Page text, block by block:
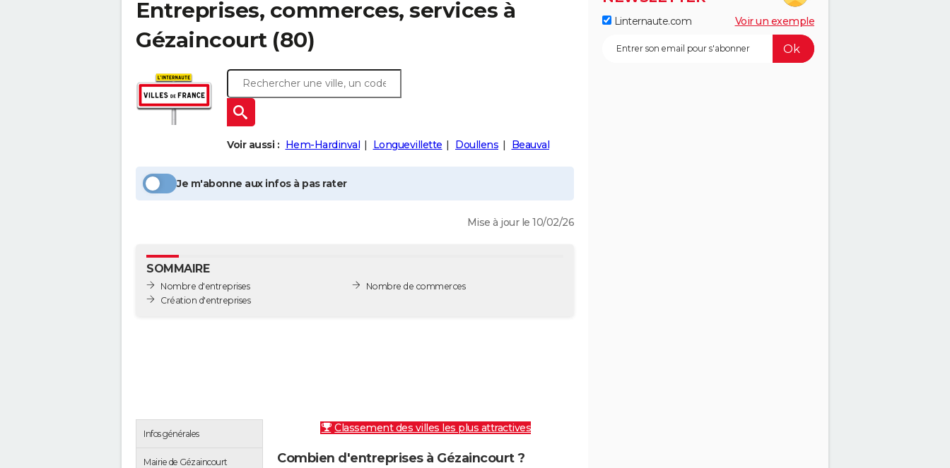
Entreprises, commerces, services à
Gézaincourt(80)
Voir aussi : Hem-Hardinval Longuevillette Doullens Beauval
Je m'abonne aux infos à pas rater
Mise à jour le 10/02/26
SOMMAIRE
Nombre d'entreprises
Création d'entreprises
Nombre de commerces
Infos générales
Mairie de Gézaincourt
Classement des villes les plus attractives
Combien d'entreprises à Gézaincourt ?
Linternaute.com Voir un exemple